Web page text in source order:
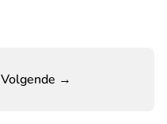
Volgende →